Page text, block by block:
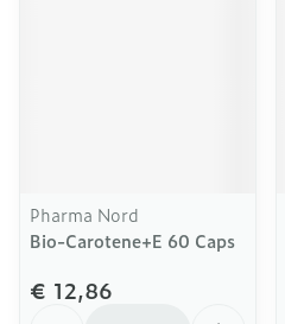
Pharma Nord
Bio-Carotene+E 60 Caps
€ 12,86